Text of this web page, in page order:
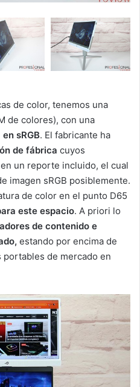
de color, tenemos una
de colores), con una
sRGB. El fabricante ha
de fábrica cuyos
un reporte incluido, el cual
imagen sRGB posiblemente.
de color en el punto D65
este espacio. A priori lo
de contenido e
estando por encima de
de mercado en